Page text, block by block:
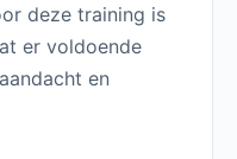
deze training is
er voldoende
en